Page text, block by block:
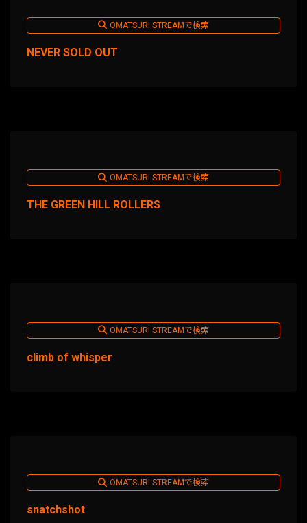
OMATSURI STREAMで検索
NEVER SOLD OUT
OMATSURI STREAMで検索
THE GREEN HILL ROLLERS
OMATSURI STREAMで検索
climb of whisper
OMATSURI STREAMで検索
snatchshot